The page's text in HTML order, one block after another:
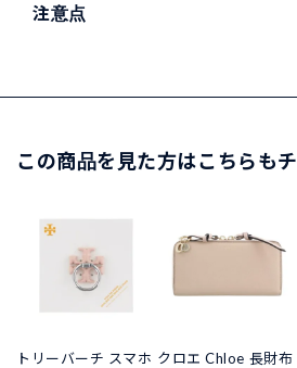
注意点
この商品を見た方はこちらも
トリーバーチ スマホ クロエ Chloe 長財布